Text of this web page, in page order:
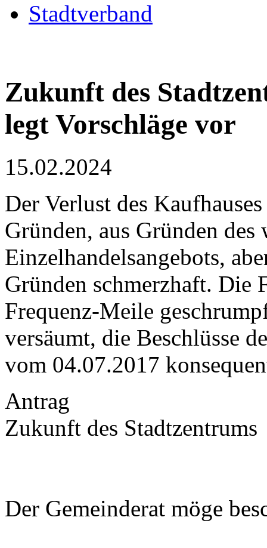
Stadtverband
Zukunft des
legt Vorschläge vor
15.02.2024
Der Verlust des
Gründen, aus Gründen des
Einzelhandelsangebots,
Gründen schmerzhaft. Die
Frequenz-Meile
versäumt, die Beschlüsse
vom 04.07.2017
Antrag
Zukunft des Stadtzentrums
Der Gemeinderat möge